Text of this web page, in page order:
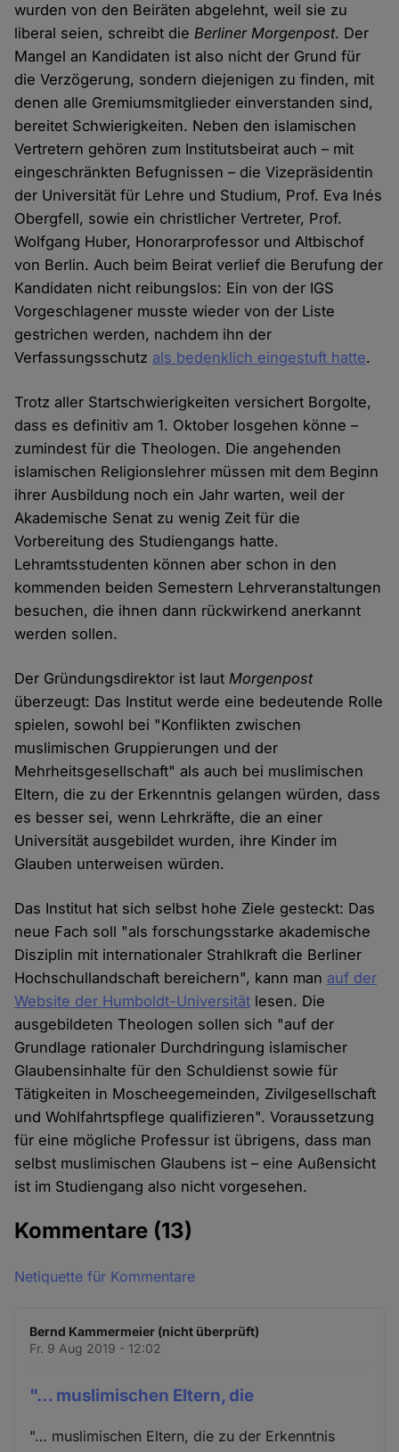
wurden von den Beiräten abgelehnt, weil sie zu
liberal seien, schreibt dieBerliner Morgenpost. Der
Mangel an Kandidaten ist also nicht der Grund für
die Verzögerung, sondern diejenigen zu finden, mit
denen alle Gremiumsmitglieder einverstanden sind,
bereitet Schwierigkeiten. Neben den islamischen
Vertretern gehören zum Institutsbeirat auch – mit
eingeschränkten Befugnissen – die Vizepräsidentin
der Universität für Lehre und Studium, Prof. Eva Inés
Obergfell, sowie ein christlicher Vertreter, Prof.
Wolfgang Huber, Honorarprofessor und Altbischof
von Berlin. Auch beim Beirat verlief die Berufung der
Kandidaten nicht reibungslos: Ein von der IGS
Vorgeschlagener musste wieder von der Liste
gestrichen werden, nachdem ihn der
Verfassungsschutz als bedenklich eingestuft hatte.
Trotz aller Startschwierigkeiten versichert Borgolte,
dass es definitiv am 1. Oktober losgehen könne –
zumindest für die Theologen. Die angehenden
islamischen Religionslehrer müssen mit dem Beginn
ihrer Ausbildung noch ein Jahr warten, weil der
Akademische Senat zu wenig Zeit für die
Vorbereitung des Studiengangs hatte.
Lehramtsstudenten können aber schon in den
kommenden beiden Semestern Lehrveranstaltungen
besuchen, die ihnen dann rückwirkend anerkannt
werden sollen.
Der Gründungsdirektor ist lautMorgenpost
überzeugt: Das Institut werde eine bedeutende Rolle
spielen, sowohl bei "Konflikten zwischen
muslimischen Gruppierungen und der
Mehrheitsgesellschaft" als auch bei muslimischen
Eltern, die zu der Erkenntnis gelangen würden, dass
es besser sei, wenn Lehrkräfte, die an einer
Universität ausgebildet wurden, ihre Kinder im
Glauben unterweisen würden.
Das Institut hat sich selbst hohe Ziele gesteckt: Das
neue Fach soll "als forschungsstarke akademische
Disziplin mit internationaler Strahlkraft die Berliner
Hochschullandschaft bereichern", kann man auf der
Website der Humboldt-Universität lesen. Die
ausgebildeten Theologen sollen sich "auf der
Grundlage rationaler Durchdringung islamischer
Glaubensinhalte für den Schuldienst sowie für
Tätigkeiten in Moscheegemeinden, Zivilgesellschaft
und Wohlfahrtspflege qualifizieren". Voraussetzung
für eine mögliche Professur ist übrigens, dass man
selbst muslimischen Glaubens ist – eine Außensicht
ist im Studiengang also nicht vorgesehen.
Kommentare (13)
Netiquette für Kommentare
Bernd Kammermeier (nicht überprüft)
Fr. 9 Aug 2019 - 12:02
"… muslimischen Eltern, die
"… muslimischen Eltern, die zu der Erkenntnis